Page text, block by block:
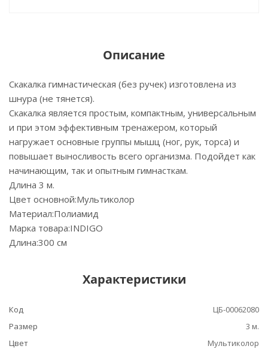
Описание
Скакалка гимнастическая (без ручек) изготовлена из
шнура (не тянется).
Скакалка является простым, компактным, универсальным
и при этом эффективным тренажером, который
нагружает основные группы мышц (ног, рук, торса) и
повышает выносливость всего организма. Подойдет как
начинающим, так и опытным гимнасткам.
Длина 3 м.
Цвет основной:Мультиколор
Материал:Полиамид
Марка товара:INDIGO
Длина:300 см
Характеристики
Код
ЦБ-00062080
Размер
3 м.
Цвет
Мультиколор